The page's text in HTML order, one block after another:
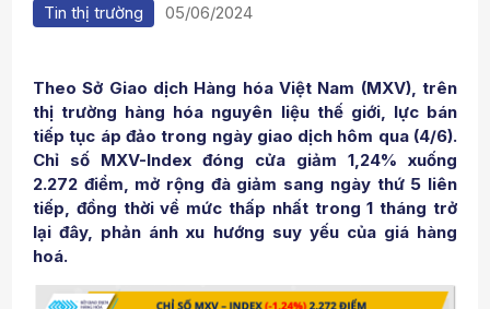
Tin thị trường 05/06/2024
Theo Sở Giao dịch Hàng hóa Việt Nam (MXV), trên
thị trường hàng hóa nguyên liệu thế giới, lực bán
tiếp tục áp đảo trong ngày giao dịch hôm qua (4/6).
Chỉ số MXV-Index đóng cửa giảm 1,24% xuống
2.272 điểm, mở rộng đà giảm sang ngày thứ 5 liên
tiếp, đồng thời về mức thấp nhất trong 1 tháng trở
lại đây, phản ánh xu hướng suy yếu của giá hàng
hoá.